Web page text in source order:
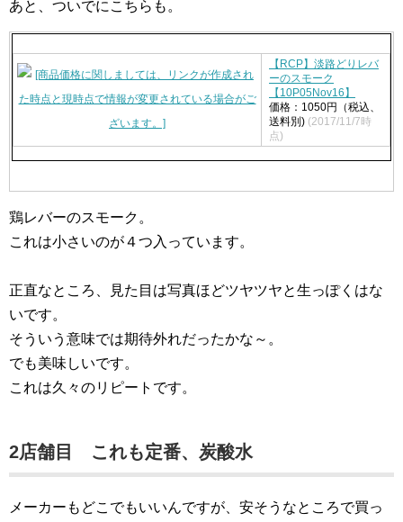
あと、ついでにこちらも。
【RCP】淡路どりレバ
ーのスモーク
【10P05Nov16】
価格：1050円（税込、
送料別) (2017/11/7時
点)
鶏レバーのスモーク。
これは小さいのが４つ入っています。
正直なところ、見た目は写真ほどツヤツヤと生っぽくはな
いです。
そういう意味では期待外れだったかな～。
でも美味しいです。
これは久々のリピートです。
2店舗目 これも定番、炭酸水
メーカーもどこでもいいんですが、安そうなところで買っ